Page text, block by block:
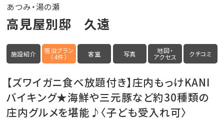
あつみ・湯の瀬
高見屋別邸 久遠
施設紹介 宿泊プラン
（4件） 客室 写真 地図・
アクセス クチコミ
【ズワイガニ食べ放題付き】庄内もっけKANI
バイキング★海鮮や三元豚など約30種類の
庄内グルメを堪能♪〈子ども受入れ可〉